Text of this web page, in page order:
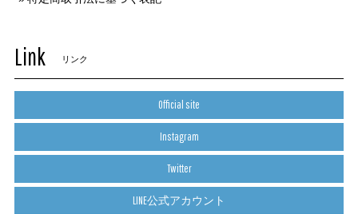
Link リンク
Official site
Instagram
Twitter
LINE公式アカウント